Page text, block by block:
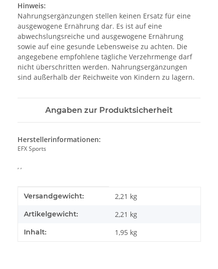
Hinweis:
Nahrungsergänzungen stellen keinen Ersatz für eine
ausgewogene Ernährung dar. Es ist auf eine
abwechslungsreiche und ausgewogene Ernährung
sowie auf eine gesunde Lebensweise zu achten. Die
angegebene empfohlene tägliche Verzehrmenge darf
nicht überschritten werden. Nahrungsergänzungen
sind außerhalb der Reichweite von Kindern zu lagern.
Angaben zur Produktsicherheit
Herstellerinformationen:
EFX Sports
, ,
Produkteigenschaft
Wert
Versandgewicht: 2,21 kg
Artikelgewicht: 2,21 kg
Inhalt: 1,95 kg